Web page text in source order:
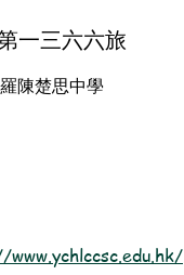
一三六六旅
陳楚思中學